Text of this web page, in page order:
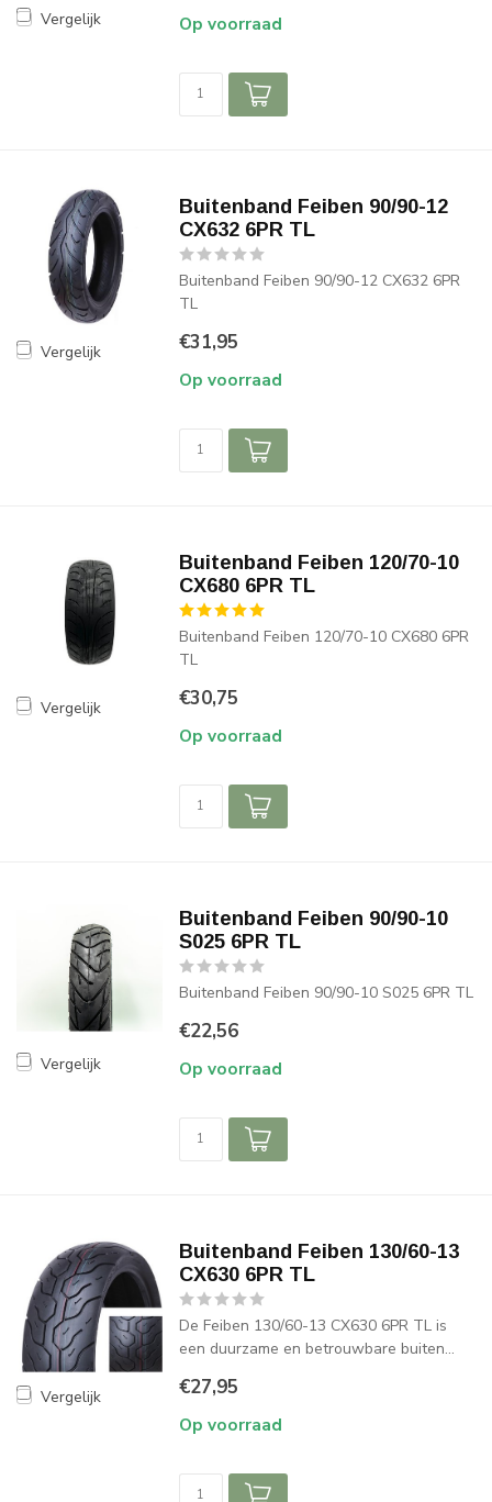
Vergelijk Op voorraad
Vergelijk
Buitenband Feiben 90/90-12
CX632 6PR TL
Buitenband Feiben 90/90-12 CX632 6PR
TL
€31,95
Op voorraad
Vergelijk
Buitenband Feiben 120/70-10
CX680 6PR TL
Buitenband Feiben 120/70-10 CX680 6PR
TL
€30,75
Op voorraad
Vergelijk
Buitenband Feiben 90/90-10
S025 6PR TL
Buitenband Feiben 90/90-10 S025 6PR TL
€22,56
Op voorraad
Vergelijk
Buitenband Feiben 130/60-13
CX630 6PR TL
De Feiben 130/60-13 CX630 6PR TL is
een duurzame en betrouwbare buiten...
€27,95
Op voorraad